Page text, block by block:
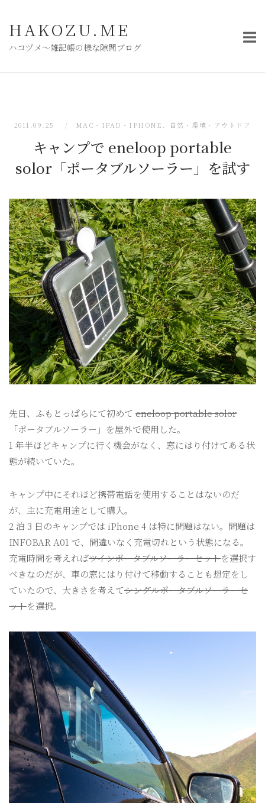
HAKOZU.ME
ハコヅメ〜雑記帳の様な隙間ブログ
2011.09.25 MAC・IPAD・IPHONE、 自然・環境・アウトドア
キャンプで eneloop portable
solor「ポータブルソーラー」を試す
先日、ふもとっぱらにて初めて eneloop portable solor
「ポータブルソーラー」を屋外で使用した。
1 年半ほどキャンプに行く機会がなく、窓にはり付けてある状
態が続いていた。
キャンプ中にそれほど携帯電話を使用することはないのだ
が、主に充電用途として購入。
2 泊 3 日のキャンプでは iPhone 4 は特に問題はない。問題は
INFOBAR A01 で、間違いなく充電切れという状態になる。
充電時間を考えればツインポータブルソーラーセットを選択す
べきなのだが、車の窓にはり付けて移動することも想定をし
ていたので、大きさを考えてシングルポータブルソーラーセ
ットを選択。